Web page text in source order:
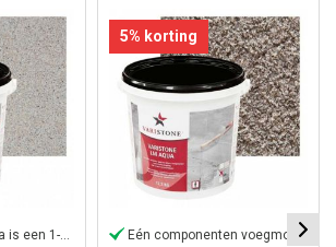
Varistone LM Aqua is een 1-component
5% korting
Eén componenten voegmortel